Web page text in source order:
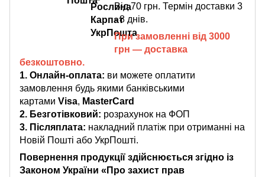
Від 70 грн. Термін доставки 3
- 8 днів.
При замовленні від 3000
грн — доставка
безкоштовно.
1. Онлайн-оплата: ви можете оплатити
замовлення будь якими банківськими
картами Visa, MasterCard
2. Безготівковий: розрахунок на ФОП
3. Післяплата: накладний платіж при отриманні на
Новій Пошті або УкрПошті.
Повернення продукції здійснюється згідно із
Законом України «Про захист прав